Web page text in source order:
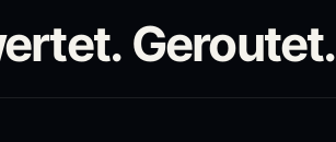
Geroutet.